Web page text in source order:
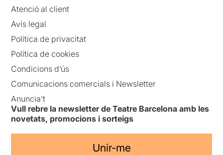
Atenció al client
Avís legal
Política de privacitat
Política de cookies
Condicions d’ús
Comunicacions comercials i Newsletter
Anuncia’t
Vull rebre la newsletter de Teatre Barcelona amb les
novetats, promocions i sorteigs
Unir-me